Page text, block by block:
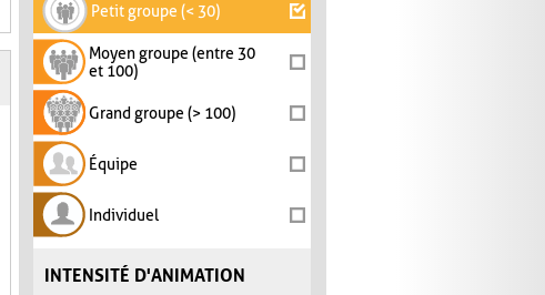
Petit groupe (< 30)
Moyen groupe (entre 30
et 100)
Grand groupe (> 100)
Équipe
Individuel
INTENSITÉ D'ANIMATION